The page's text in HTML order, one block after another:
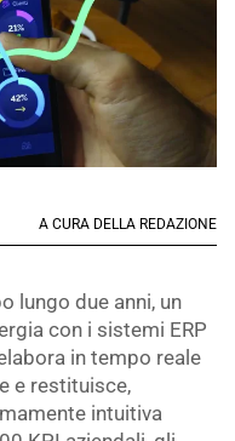
A CURA DELLA REDAZIONE
lungo due anni, un
con i sistemi ERP
in tempo reale
e restituisce,
intuitiva